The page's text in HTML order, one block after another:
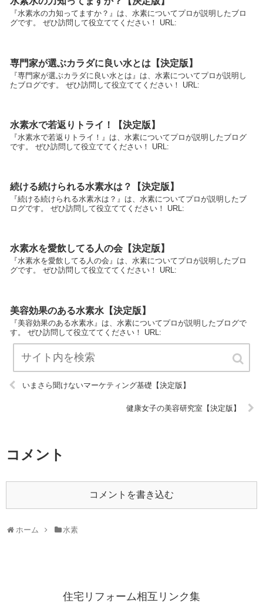
『水素水の力知ってますか？』は、水素についてプロが説明したブロ
グです。 ぜひ訪問して役立ててください！ URL:
専門家が選ぶカラダに良い水とは【決定版】
『専門家が選ぶカラダに良い水とは』は、水素についてプロが説明し
たブログです。 ぜひ訪問して役立ててください！ URL:
水素水で若返りトライ！【決定版】
『水素水で若返りトライ！』は、水素についてプロが説明したブログ
です。 ぜひ訪問して役立ててください！ URL:
続ける続けられる水素水は？【決定版】
『続ける続けられる水素水は？』は、水素についてプロが説明したブ
ログです。 ぜひ訪問して役立ててください！ URL:
水素水を愛飲してる人の会【決定版】
『水素水を愛飲してる人の会』は、水素についてプロが説明したブロ
グです。 ぜひ訪問して役立ててください！ URL:
美容効果のある水素水【決定版】
『美容効果のある水素水』は、水素についてプロが説明したブログで
す。 ぜひ訪問して役立ててください！ URL:
いまさら聞けないマーケティング基礎【決定版】
健康女子の美容研究室【決定版】
コメント
コメントを書き込む
ホーム 水素
住宅リフォーム相互リンク集